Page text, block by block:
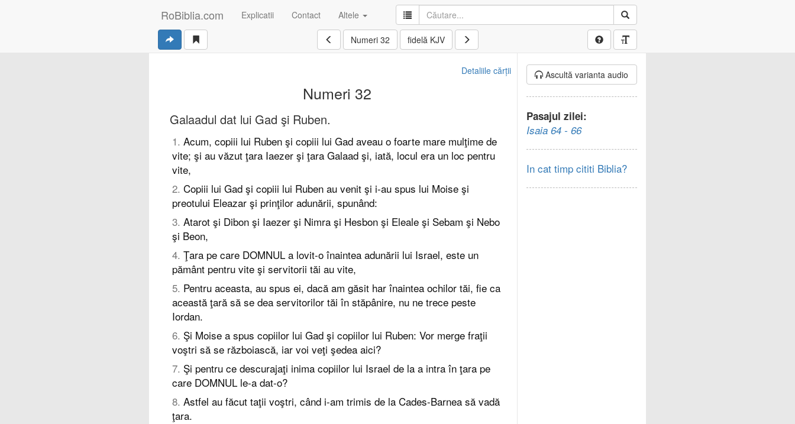
RoBiblia.com Explicatii Contact Altele
Numeri 32 fidelă KJV
Detaliile cărții
Numeri 32
Galaadul dat lui Gad şi Ruben.
1. Acum, copiii lui Ruben şi copiii lui Gad aveau o foarte mare mulţime de
vite; şi au văzut ţara Iaezer şi ţara Galaad şi, iată, locul era un loc pentru
vite,
2. Copiii lui Gad şi copiii lui Ruben au venit şi i-au spus lui Moise şi
preotului Eleazar şi prinţilor adunării, spunând:
3. Atarot şi Dibon şi Iaezer şi Nimra şi Hesbon şi Eleale şi Sebam şi Nebo
şi Beon,
4. Ţara pe care DOMNUL a lovit-o înaintea adunării lui Israel, este un
pământ pentru vite şi servitorii tăi au vite,
5. Pentru aceasta, au spus ei, dacă am găsit har înaintea ochilor tăi, fie ca
această ţară să se dea servitorilor tăi în stăpânire, nu ne trece peste
Iordan.
6. Şi Moise a spus copiilor lui Gad şi copiilor lui Ruben: Vor merge fraţii
voştri să se războiască, iar voi veţi şedea aici?
7. Şi pentru ce descurajaţi inima copiilor lui Israel de la a intra în ţara pe
care DOMNUL le-a dat-o?
8. Astfel au făcut taţii voştri, când i-am trimis de la Cades-Barnea să vadă
ţara.
Ascultă varianta audio
Pasajul zilei:
Isaia 64 - 66
In cat timp cititi Biblia?